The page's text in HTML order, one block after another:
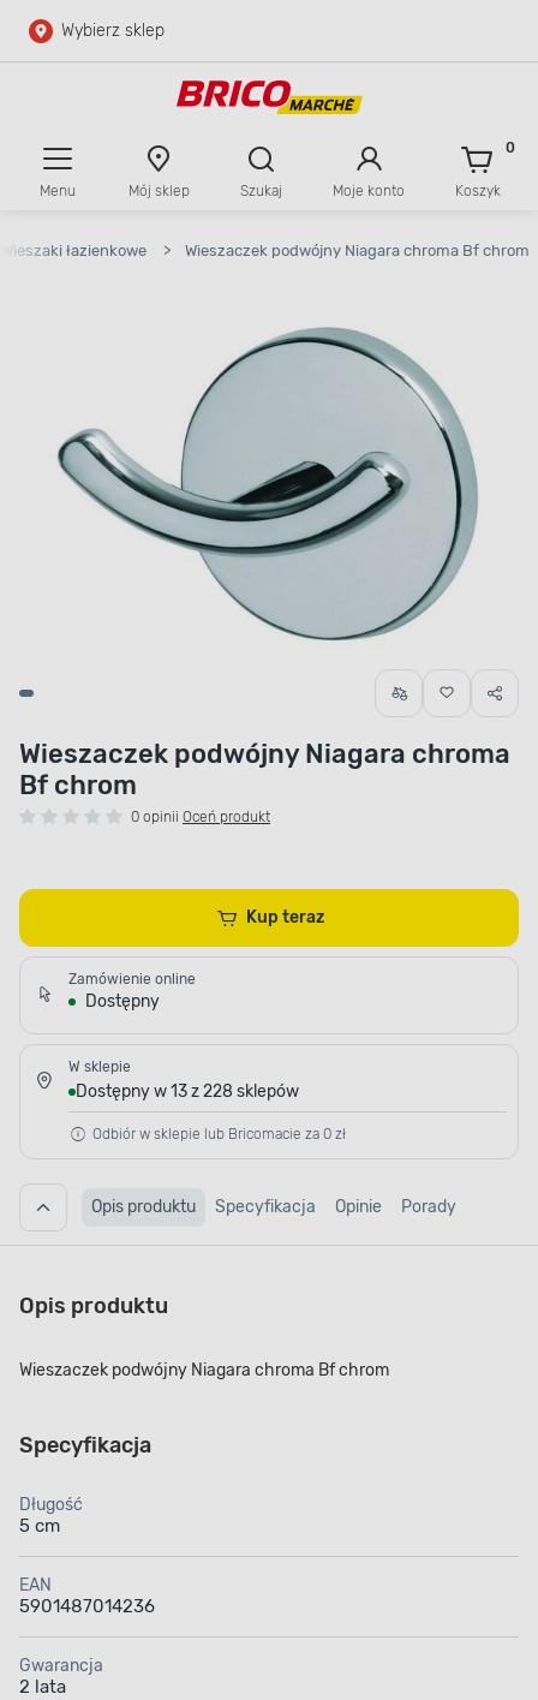
Przejdź do głównej zawartości
Wybierz sklep
Menu Mój sklep Szukaj Moje konto Koszyk
0
Wieszaki łazienkowe > Wieszaczek podwójny Niagara chroma Bf chrom
Wieszaczek podwójny Niagara chroma
Bf chrom
0 opinii Oceń produkt
Kup teraz
Zamówienie online
Dostępny
W sklepie
Dostępny w 13 z 228 sklepów
Odbiór w sklepie lub Bricomacie za 0 zł
Opis produktu Specyfikacja Opinie Porady
Opis produktu
Wieszaczek podwójny Niagara chroma Bf chrom
Specyfikacja
Długość
5 cm
EAN
5901487014236
Gwarancja
2 lata